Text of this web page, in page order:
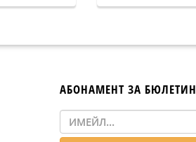
АБОНАМЕНТ ЗА БЮЛЕТИН